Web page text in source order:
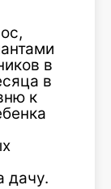
в
в
к
дачу.